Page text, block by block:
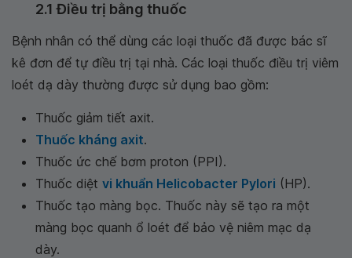
2.1 Điều trị bằng thuốc
Bệnh nhân có thể dùng các loại thuốc đã được bác sĩ
kê đơn để tự điều trị tại nhà. Các loại thuốc điều trị viêm
loét dạ dày thường được sử dụng bao gồm:
Thuốc giảm tiết axit.
Thuốc kháng axit.
Thuốc ức chế bơm proton (PPI).
Thuốc diệt vi khuẩn Helicobacter Pylori (HP).
Thuốc tạo màng bọc. Thuốc này sẽ tạo ra một
màng bọc quanh ổ loét để bảo vệ niêm mạc dạ
dày.